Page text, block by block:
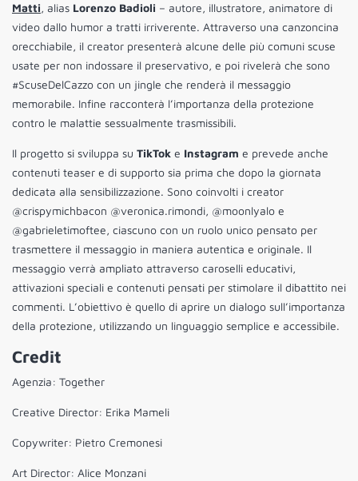
Matti, alias Lorenzo Badioli – autore, illustratore, animatore di
video dallo humor a tratti irriverente. Attraverso una canzoncina
orecchiabile, il creator presenterà alcune delle più comuni scuse
usate per non indossare il preservativo, e poi rivelerà che sono
#ScuseDelCazzo con un jingle che renderà il messaggio
memorabile. Infine racconterà l’importanza della protezione
contro le malattie sessualmente trasmissibili.
Il progetto si sviluppa su TikTok e Instagram e prevede anche
contenuti teaser e di supporto sia prima che dopo la giornata
dedicata alla sensibilizzazione. Sono coinvolti i creator
@crispymichbacon @veronica.rimondi, @moonlyalo e
@gabrieletimoftee, ciascuno con un ruolo unico pensato per
trasmettere il messaggio in maniera autentica e originale. Il
messaggio verrà ampliato attraverso caroselli educativi,
attivazioni speciali e contenuti pensati per stimolare il dibattito nei
commenti. L’obiettivo è quello di aprire un dialogo sull’importanza
della protezione, utilizzando un linguaggio semplice e accessibile.
Credit
Agenzia: Together
Creative Director: Erika Mameli
Copywriter: Pietro Cremonesi
Art Director: Alice Monzani